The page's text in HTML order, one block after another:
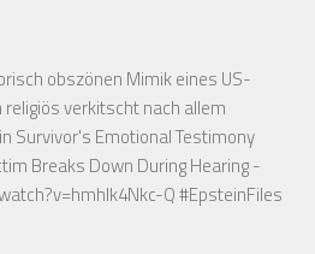
obszönen Mimik eines US-
verkitscht nach allem
Survivor's Emotional Testimony
Breaks Down During Hearing -
Q#EpsteinFiles